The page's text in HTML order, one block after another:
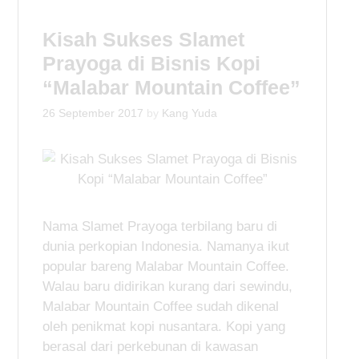
Kisah Sukses Slamet
Prayoga di Bisnis Kopi
“Malabar Mountain Coffee”
26 September 2017 by Kang Yuda
Nama Slamet Prayoga terbilang baru di
dunia perkopian Indonesia. Namanya ikut
popular bareng Malabar Mountain Coffee.
Walau baru didirikan kurang dari sewindu,
Malabar Mountain Coffee sudah dikenal
oleh penikmat kopi nusantara. Kopi yang
berasal dari perkebunan di kawasan